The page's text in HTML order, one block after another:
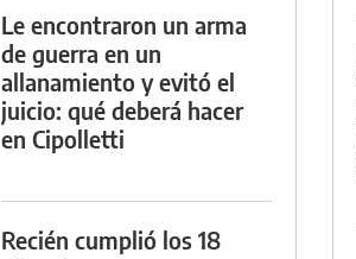
Le encontraron un arma
de guerra en un
allanamiento y evitó el
juicio: qué deberá hacer
en Cipolletti
Recién cumplió los 18